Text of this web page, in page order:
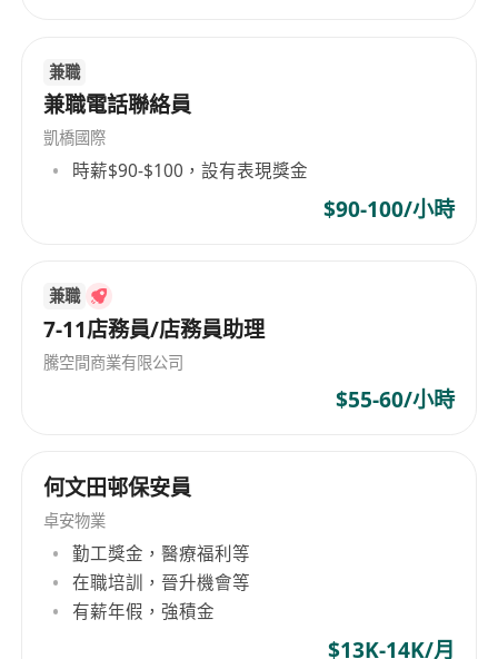
兼職
兼職電話聯絡員
凱橋國際
時薪$90-$100，設有表現獎金
$90-100/小時
兼職
7-11店務員/店務員助理
騰空間商業有限公司
$55-60/小時
何文田邨保安員
卓安物業
勤工獎金，醫療福利等
在職培訓，晉升機會等
有薪年假，強積金
$13K-14K/月